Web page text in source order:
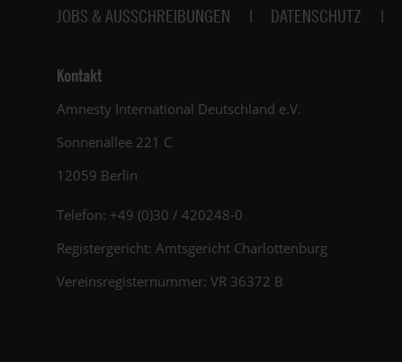
JOBS & AUSSCHREIBUNGEN
DATENSCHUTZ
Kontakt
Amnesty International Deutschland e.V.
Sonnenallee 221 C
12059 Berlin
Telefon: +49 (0)30 / 420248-0
Registergericht: Amtsgericht Charlottenburg
Vereinsregisternummer: VR 36372 B